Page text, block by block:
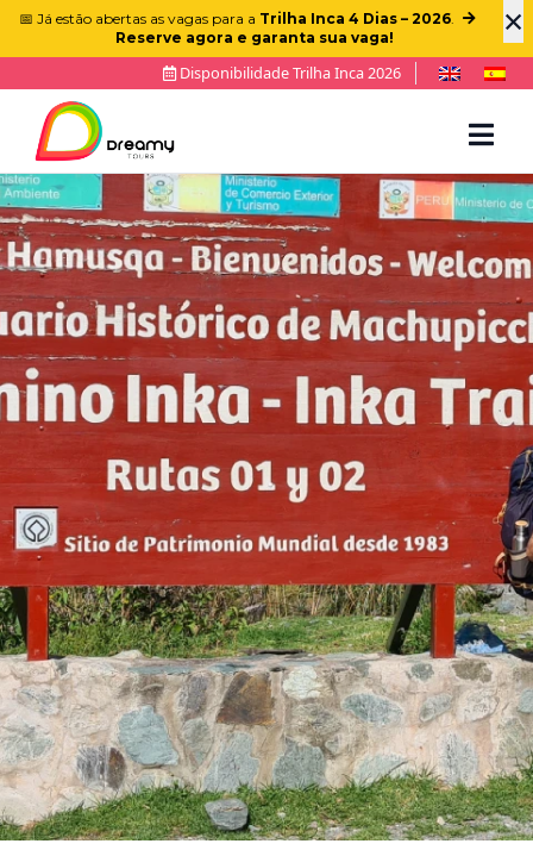
×
📅 Já estão abertas as vagas para a Trilha Inca 4 Dias – 2026.
Reserve agora e garanta sua vaga!
Disponibilidade Trilha Inca 2026